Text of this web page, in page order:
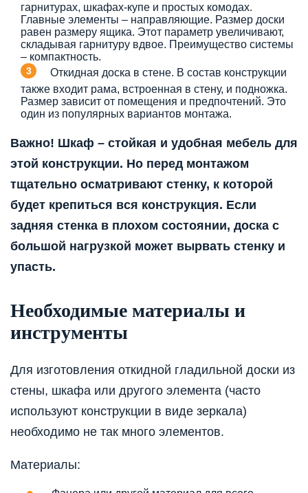
гарнитурах, шкафах-купе и простых комодах.
Главные элементы – направляющие. Размер доски
равен размеру ящика. Этот параметр увеличивают,
складывая гарнитуру вдвое. Преимущество системы
– компактность.
Откидная доска в стене. В состав конструкции
также входит рама, встроенная в стену, и подножка.
Размер зависит от помещения и предпочтений. Это
один из популярных вариантов монтажа.
Важно! Шкаф – стойкая и удобная мебель для
этой конструкции. Но перед монтажом
тщательно осматривают стенку, к которой
будет крепиться вся конструкция. Если
задняя стенка в плохом состоянии, доска с
большой нагрузкой может вырвать стенку и
упасть.
Необходимые материалы и
инструменты
Для изготовления откидной гладильной доски из
стены, шкафа или другого элемента (часто
используют конструкции в виде зеркала)
необходимо не так много элементов.
Материалы: